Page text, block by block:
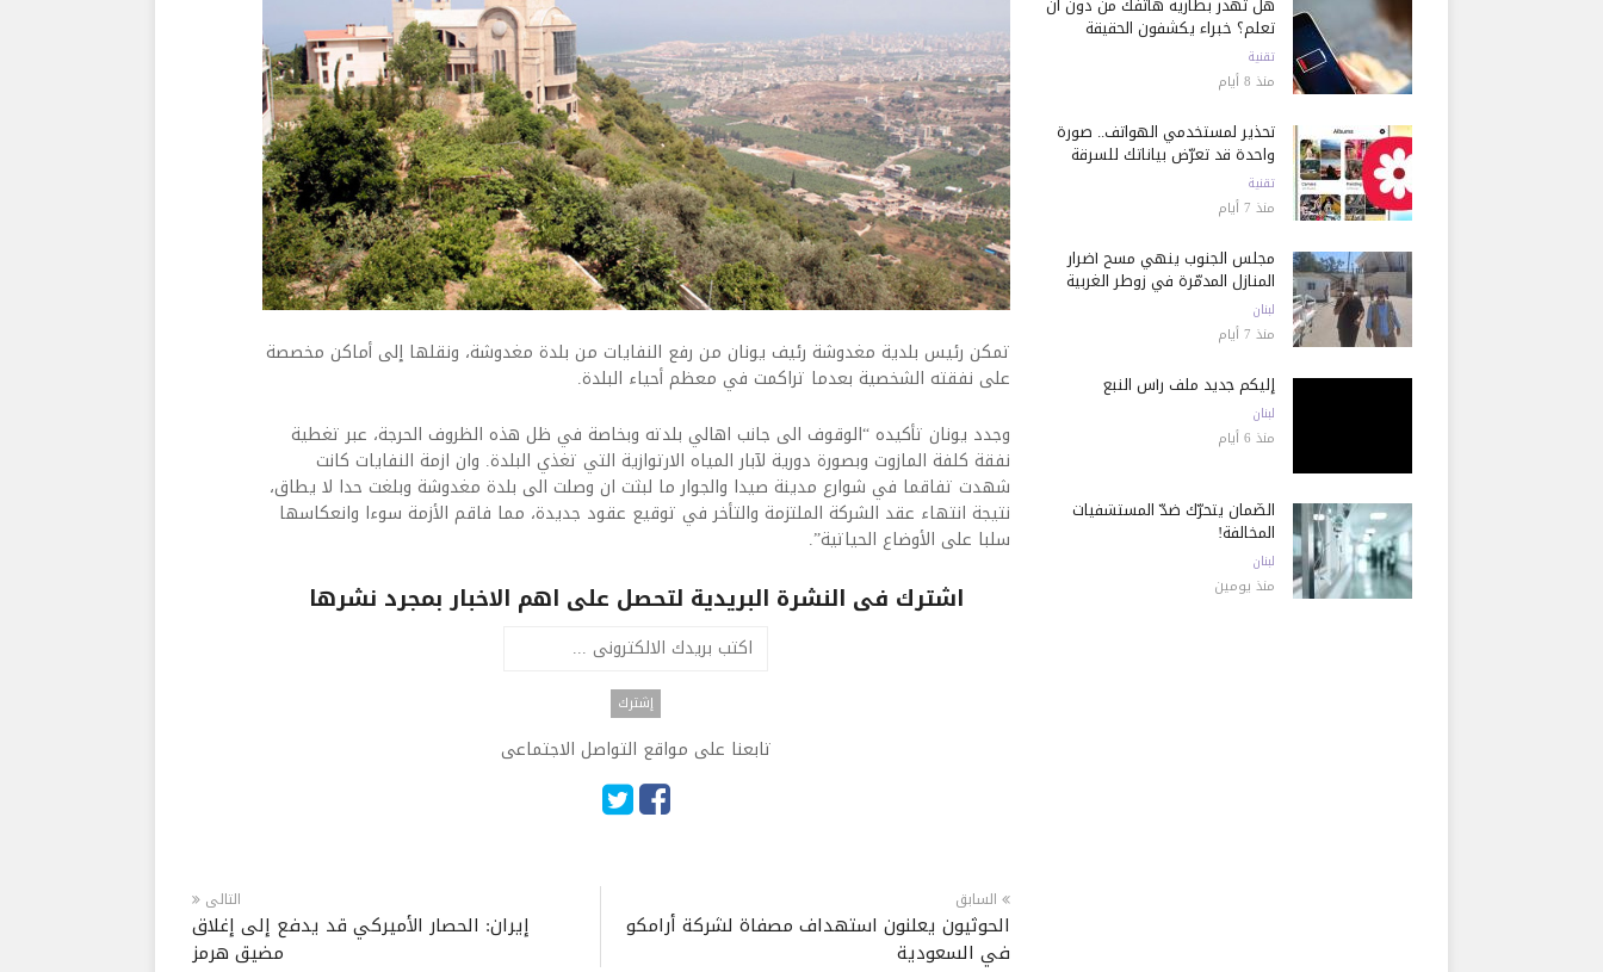
تمكن رئيس بلدية مغدوشة رئيف يونان من رفع النفايات من بلدة مغدوشة، ونقلها إلى أماكن مخصصة
على نفقته الشخصية بعدما تراكمت في معظم أحياء البلدة.
وجدد يونان تأكيده “الوقوف الى جانب اهالي بلدته وبخاصة في ظل هذه الظروف الحرجة، عبر تغطية
نفقة كلفة المازوت وبصورة دورية لآبار المياه الارتوازية التي تغذي البلدة. وان ازمة النفايات كانت
شهدت تفاقما في شوارع مدينة صيدا والجوار ما لبثت ان وصلت الى بلدة مغدوشة وبلغت حدا لا يطاق،
نتيجة انتهاء عقد الشركة الملتزمة والتأخر في توقيع عقود جديدة، مما فاقم الأزمة سوءا وانعكاسها
سلبا على الأوضاع الحياتية”.
اشترك فى النشرة البريدية لتحصل على اهم الاخبار بمجرد نشرها
تابعنا على مواقع التواصل الاجتماعى
السابق
الحوثيون يعلنون استهداف مصفاة لشركة أرامكو
في السعودية
التالى
إيران: الحصار الأميركي قد يدفع إلى إغلاق
مضيق هرمز
تعلم؟ خبراء يكشفون الحقيقة
تقنية
منذ 8 أيام
تحذير لمستخدمي الهواتف.. صورة
واحدة قد تعرّض بياناتك للسرقة
تقنية
منذ 7 أيام
مجلس الجنوب ينهي مسح أضرار
المنازل المدمّرة في زوطر الغربية
لبنان
منذ 7 أيام
إليكم جديد ملف رأس النبع
لبنان
منذ 6 أيام
الضّمان يتحرّك ضدّ المستشفيات
المخالفة!
لبنان
منذ يومين